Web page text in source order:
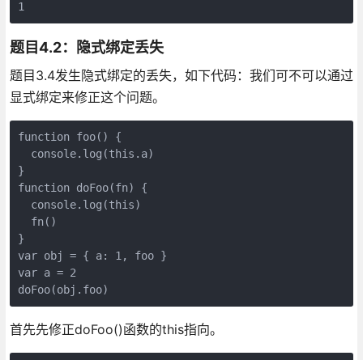
题目4.2：隐式绑定丢失
题目3.4发生隐式绑定的丢失，如下代码：我们可不可以通过
显式绑定来修正这个问题。
function foo() {
  console.log(this.a)
}
function doFoo(fn) {
  console.log(this)
  fn()
}
var obj = { a: 1, foo }
var a = 2
首先先修正doFoo()函数的this指向。